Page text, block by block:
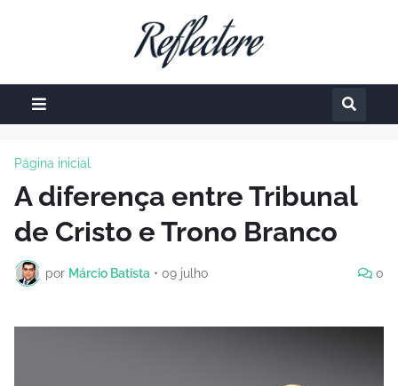
Página inicial
A diferença entre Tribunal
de Cristo e Trono Branco
por Márcio Batista • 09 julho 0